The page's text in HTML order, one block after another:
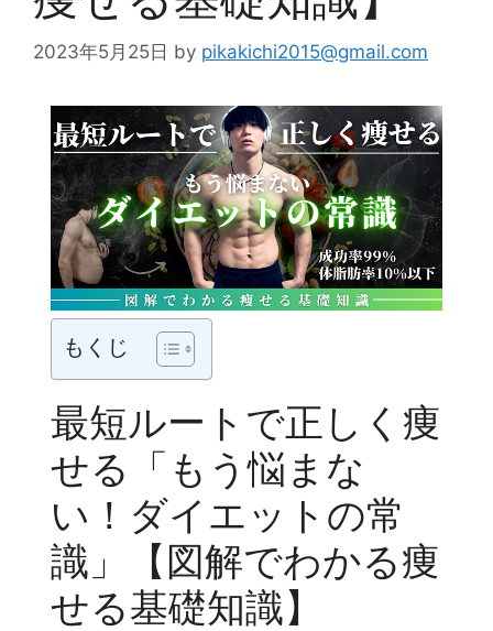
2023年5月25日 by pikakichi2015@gmail.com
もくじ
最短ルートで正しく痩
せる「もう悩まな
い！ダイエットの常
識」【図解でわかる痩
せる基礎知識】